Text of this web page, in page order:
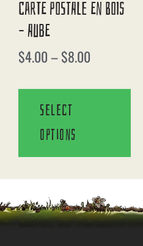
Carte Postale En Bois
– Aube
$4.00 –$8.00
Select
options